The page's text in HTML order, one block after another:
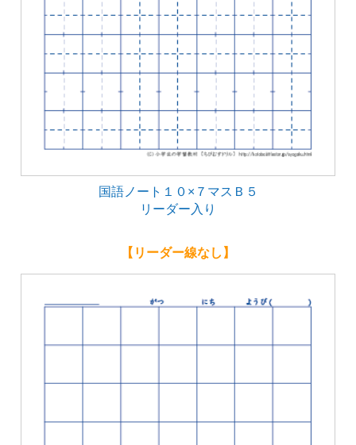
国語ノート１０×７マスＢ５
リーダー入り
【リーダー線なし】